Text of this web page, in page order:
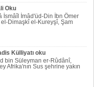
Oku
İsmâîl İmâd'üd-Din İbn Ömer
Dimaşkî el-Kureyşî, Şam
Külliyatı oku
bin Süleyman er-Rûdânî,
Afrika'nın Sus şehrine yakın